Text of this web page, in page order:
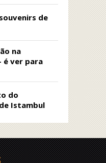
de
na
é ver para
do
Istambul